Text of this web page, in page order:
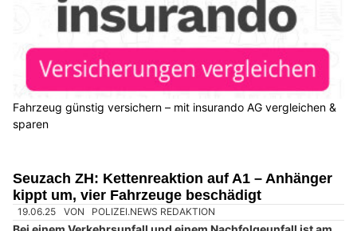
Fahrzeug günstig versichern – mit insurando AG vergleichen &
sparen
Seuzach ZH: Kettenreaktion auf A1 – Anhänger
kippt um, vier Fahrzeuge beschädigt
19.06.25 VON POLIZEI.NEWS REDAKTION